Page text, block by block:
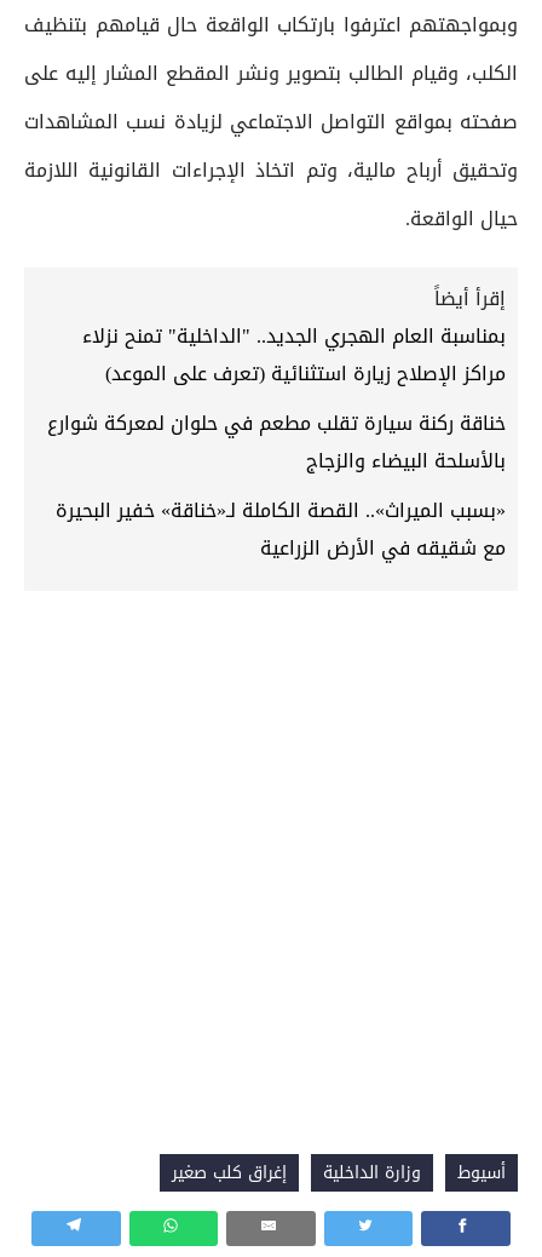
وبمواجهتهم اعترفوا بارتكاب الواقعة حال قيامهم بتنظيف
الكلب، وقيام الطالب بتصوير ونشر المقطع المشار إليه على
صفحته بمواقع التواصل الاجتماعي لزيادة نسب المشاهدات
وتحقيق أرباح مالية، وتم اتخاذ الإجراءات القانونية اللازمة
حيال الواقعة.
إقرأ أيضاً
بمناسبة العام الهجري الجديد.. "الداخلية" تمنح نزلاء
مراكز الإصلاح زيارة استثنائية (تعرف على الموعد)
خناقة ركنة سيارة تقلب مطعم في حلوان لمعركة شوارع
بالأسلحة البيضاء والزجاج
«بسبب الميراث».. القصة الكاملة لـ«خناقة» خفير البحيرة
مع شقيقه في الأرض الزراعية
أسيوط وزارة الداخلية إغراق كلب صغير